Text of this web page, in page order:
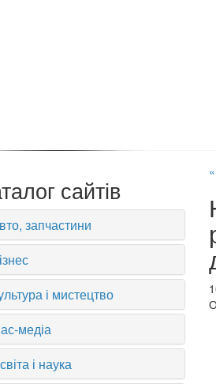
сайтів
запчастини
і мистецтво
медіа
і наука